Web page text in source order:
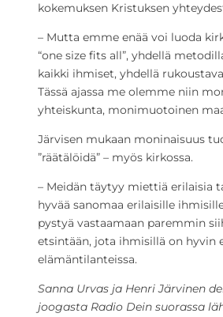
kokemuksen Kristuksen
– Mutta emme enää voi luoda
“one size fits all”, yhdellä
kaikki ihmiset, yhdellä
Tässä ajassa me olemme niin
yhteiskunta, monimuotoinen
Järvisen mukaan moninaisuus
”räätälöidä” – myös kirkossa.
– Meidän täytyy miettiä erilaisia
hyvää sanomaa erilaisille
pystyä vastaamaan paremmin
etsintään, jota ihmisillä on hyvin
elämäntilanteissa.
Sanna Urvas ja Henri Järvinen
joogasta Radio Dein suorassa